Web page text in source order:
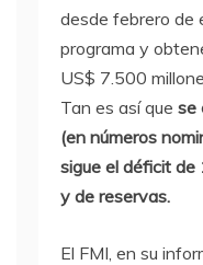
desde febrero de
programa y
US$ 7.500
Tan es así que se
(en números
sigue el déficit de
y de reservas.
El FMI, en su